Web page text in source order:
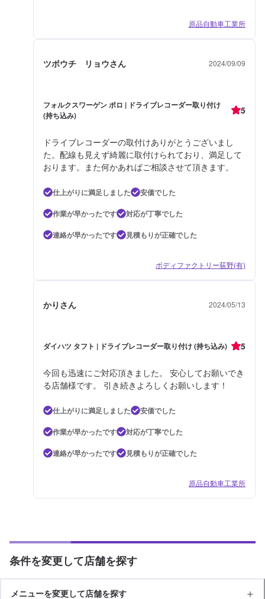
原品自動車工業所
ツボウチ リョウさん 2024/09/09
フォルクスワーゲン ポロ | ドライブレコーダー取り付け
(持ち込み)
5
ドライブレコーダーの取付けありがとうございまし
た。配線も見えず綺麗に取付けられており、満足して
おります。また何かあればご相談させて頂きます。
仕上がりに満足しました
安価でした
作業が早かったです
対応が丁寧でした
連絡が早かったです
見積もりが正確でした
ボディファクトリー荻野(有)
かりさん 2024/05/13
ダイハツ タフト | ドライブレコーダー取り付け (持ち込み) 5
今回も迅速にご対応頂きました。 安心してお願いでき
る店舗様です。 引き続きよろしくお願いします！
仕上がりに満足しました
安価でした
作業が早かったです
対応が丁寧でした
連絡が早かったです
見積もりが正確でした
原品自動車工業所
条件を変更して店舗を探す
メニューを変更して店舗を探す